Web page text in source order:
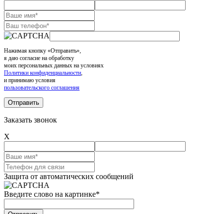
Нажимая кнопку «Отправить»,
я даю согласие на обработку
моих персональных данных на условиях
Политики конфиденциальности,
и принимаю условия
пользовательского соглашения
Заказать звонок
X
Защита от автоматических сообщений
Введите слово на картинке*